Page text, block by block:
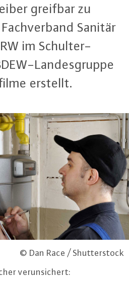
greifbar zu
Sanitär
im Schul­ter­
Lan­des­grup­pe
erstellt.
© Dan Race / Shutterstock
ver­un­si­chert: